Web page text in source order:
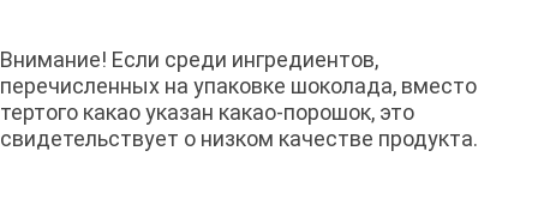
Внимание! Если среди ингредиентов,
перечисленных на упаковке шоколада, вместо
тертого какао указан какао-порошок, это
свидетельствует о низком качестве продукта.